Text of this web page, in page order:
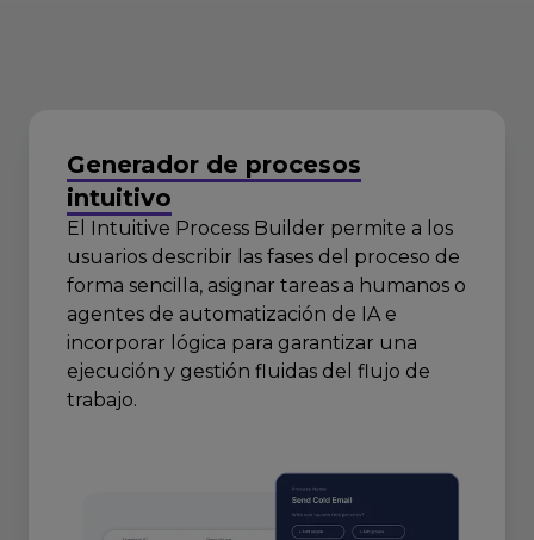
Generador de procesos
intuitivo
El Intuitive Process Builder permite a los
usuarios describir las fases del proceso de
forma sencilla, asignar tareas a humanos o
agentes de automatización de IA e
incorporar lógica para garantizar una
ejecución y gestión fluidas del flujo de
trabajo.